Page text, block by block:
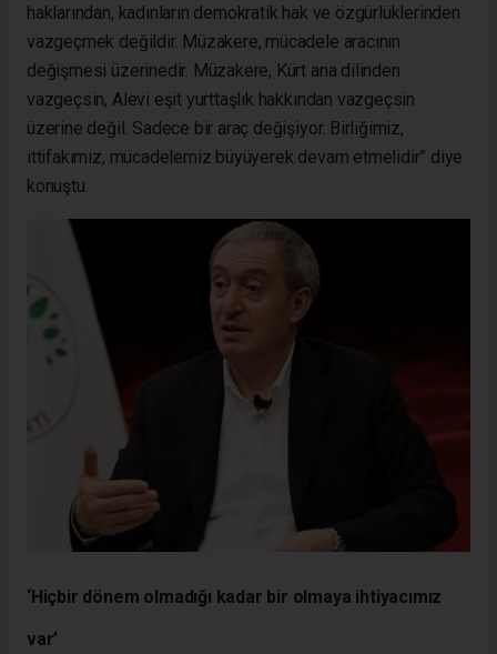
haklarından, kadınların demokratik hak ve özgürlüklerinden
vazgeçmek değildir. Müzakere, mücadele aracının
değişmesi üzerinedir. Müzakere, Kürt ana dilinden
vazgeçsin, Alevi eşit yurttaşlık hakkından vazgeçsin
üzerine değil. Sadece bir araç değişiyor. Birliğimiz,
ittifakımız, mücadelemiz büyüyerek devam etmelidir” diye
konuştu.
‘Hiçbir dönem olmadığı kadar bir olmaya ihtiyacımız
var’